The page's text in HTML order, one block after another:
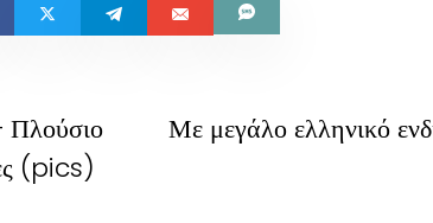
Πλούσιο
(pics)
Με μεγάλο ελληνικό